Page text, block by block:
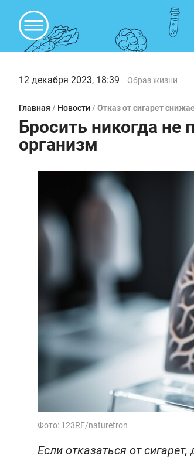
12 декабря 2023, 18:39 Образ жизни
Главная / Новости / Отказ от сигарет
Бросить никогда не
организм
Фото: 123RF/naturetron
Если отказаться от